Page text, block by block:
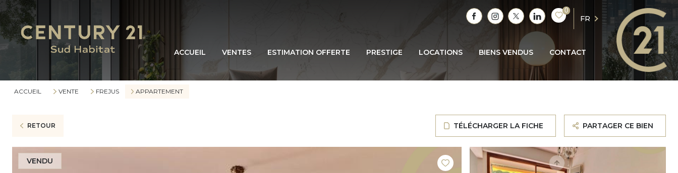
0
FR
ACCUEIL VENTES ESTIMATION OFFERTE PRESTIGE LOCATIONS BIENS VENDUS CONTACT
ACCUEIL VENTE FREJUS APPARTEMENT
RETOUR TÉLÉCHARGER LA FICHE PARTAGER CE BIEN
VENDU